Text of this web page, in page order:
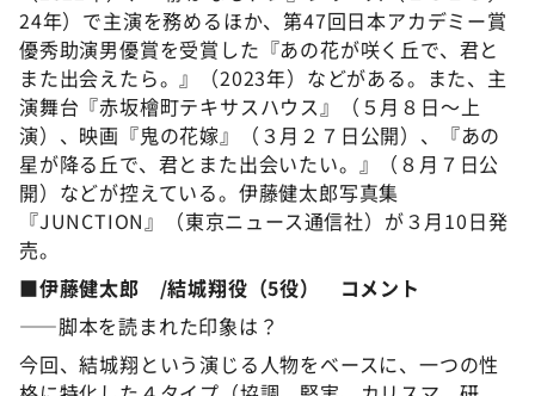
24年）で主演を務めるほか、第47回日本アカデミー賞
優秀助演男優賞を受賞した『あの花が咲く丘で、君と
また出会えたら。』（2023年）などがある。また、主
演舞台『赤坂檜町テキサスハウス』（５月８日～上
演）、映画『鬼の花嫁』（３月２７日公開）、『あの
星が降る丘で、君とまた出会いたい。』（８月７日公
開）などが控えている。伊藤健太郎写真集
『JUNCTION』（東京ニュース通信社）が３月10日発
売。
■伊藤健太郎 /結城翔役（5役） コメント
――脚本を読まれた印象は？
今回、結城翔という演じる人物をベースに、一つの性